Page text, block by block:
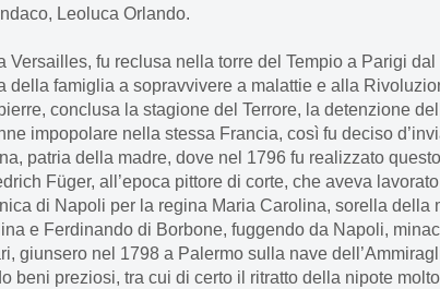
Leoluca Orlando.
Versailles, fu reclusa nella torre del Tempio a Parigi dal
della famiglia a sopravvivere a malattie e alla
conclusa la stagione del Terrore, la detenzione
impopolare nella stessa Francia, così fu deciso
patria della madre, dove nel 1796 fu realizzato
Füger, all’epoca pittore di corte, che aveva
di Napoli per la regina Maria Carolina, sorella della
e Ferdinando di Borbone, fuggendo da Napoli,
giunsero nel 1798 a Palermo sulla nave
beni preziosi, tra cui di certo il ritratto della nipote